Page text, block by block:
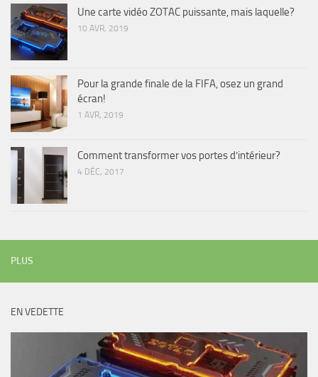
Une carte vidéo ZOTAC puissante, mais laquelle?
10 AVR, 2019
Pour la grande finale de la FIFA, osez un grand
écran!
1 AVR, 2019
Comment transformer vos portes d’intérieur?
4 DÉC, 2017
PLUS
EN VEDETTE